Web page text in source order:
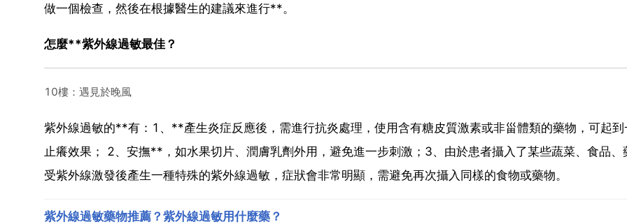
做一個檢查，然後在根據醫生的建議來進行**。
怎麼**紫外線過敏最佳？
10樓：遇見於晚風
紫外線過敏的**有：1、**產生炎症反應後，需進行抗炎處理，使用含有糖皮質激素或非甾體類的藥物，可起到
止癢效果； 2、安撫**，如水果切片、潤膚乳劑外用，避免進一步刺激；3、由於患者攝入了某些蔬菜、食品、
受紫外線激發後產生一種特殊的紫外線過敏，症狀會非常明顯，需避免再次攝入同樣的食物或藥物。
紫外線過敏藥物推薦？紫外線過敏用什麼藥？